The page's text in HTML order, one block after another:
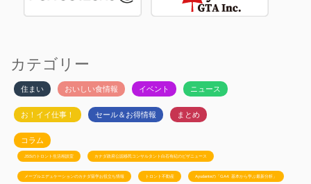
カテゴリー
住まい おいしい食情報 イベント ニュース
お！イイ仕事！ セール＆お得情報 まとめ
コラム
JSSのトロント生活相談室 カナダ政府公認移民コンサルタント白石有紀のビザニュース
メープルエデュケーションのカナダ留学お役立ち情報 トロント不動産 Ayudanteの「GA4: 基本から学ぶ最新分析」